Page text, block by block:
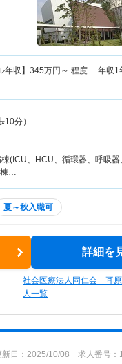
収】 345万円～ 程度 年収1
分）
(ICU、HCU、循環器、呼吸
棟…
夏～秋入職可
詳細を
社会医療法人同仁会 耳
人一覧
新日：2025/10/08 求人番号：